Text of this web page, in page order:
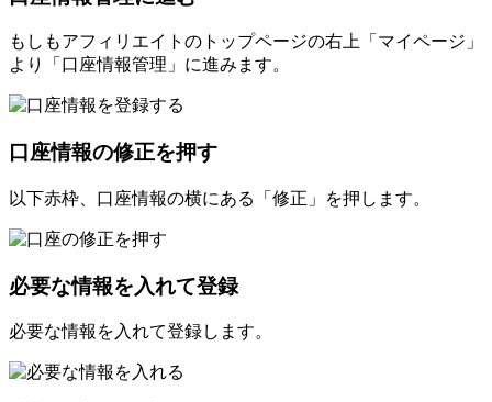
もしもアフィリエイトのトップページの右上「マイページ」
より「口座情報管理」に進みます。
口座情報の修正を押す
以下赤枠、口座情報の横にある「修正」を押します。
必要な情報を入れて登録
必要な情報を入れて登録します。